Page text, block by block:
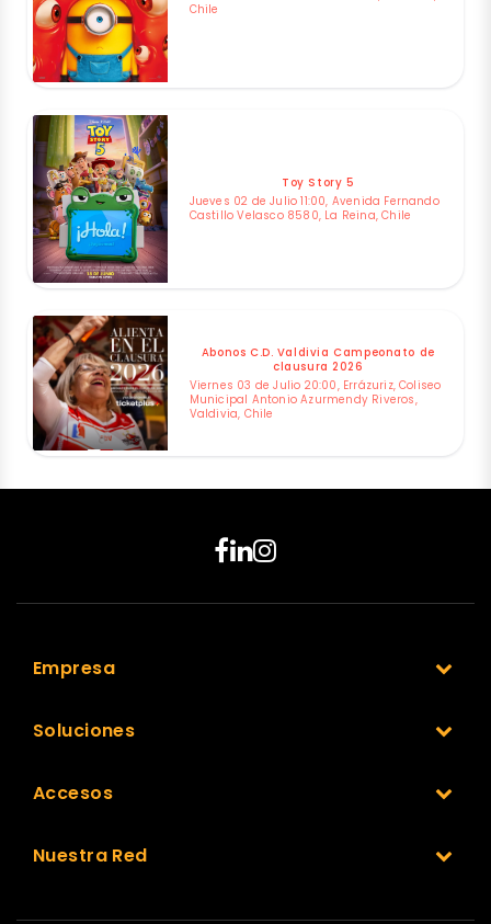
Chile
Toy Story 5
Jueves 02 de Julio 11:00, Avenida Fernando
Castillo Velasco 8580, La Reina, Chile
Abonos C.D. Valdivia Campeonato de
clausura 2026
Viernes 03 de Julio 20:00, Errázuriz, Coliseo
Municipal Antonio Azurmendy Riveros,
Valdivia, Chile
Empresa
Soluciones
Accesos
Nuestra Red